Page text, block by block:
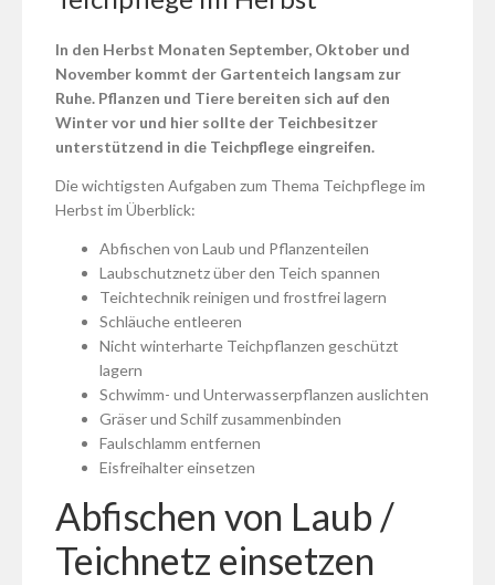
In den Herbst Monaten September, Oktober und
November kommt der Gartenteich langsam zur
Ruhe. Pflanzen und Tiere bereiten sich auf den
Winter vor und hier sollte der Teichbesitzer
unterstützend in die Teichpflege eingreifen.
Die wichtigsten Aufgaben zum Thema Teichpflege im
Herbst im Überblick:
Abfischen von Laub und Pflanzenteilen
Laubschutznetz über den Teich spannen
Teichtechnik reinigen und frostfrei lagern
Schläuche entleeren
Nicht winterharte Teichpflanzen geschützt
lagern
Schwimm- und Unterwasserpflanzen auslichten
Gräser und Schilf zusammenbinden
Faulschlamm entfernen
Eisfreihalter einsetzen
Abfischen von Laub /
Teichnetz einsetzen